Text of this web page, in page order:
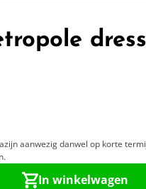
aanwezig danwel op korte
In winkelwagen